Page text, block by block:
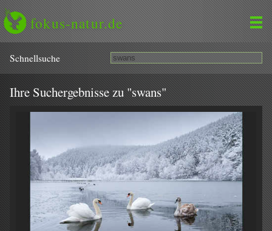
fokus-natur.de
Schnell­suche
Ihre Suchergebnisse zu "swans"